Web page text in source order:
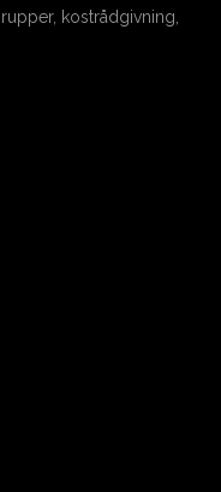
kostrådgivning,